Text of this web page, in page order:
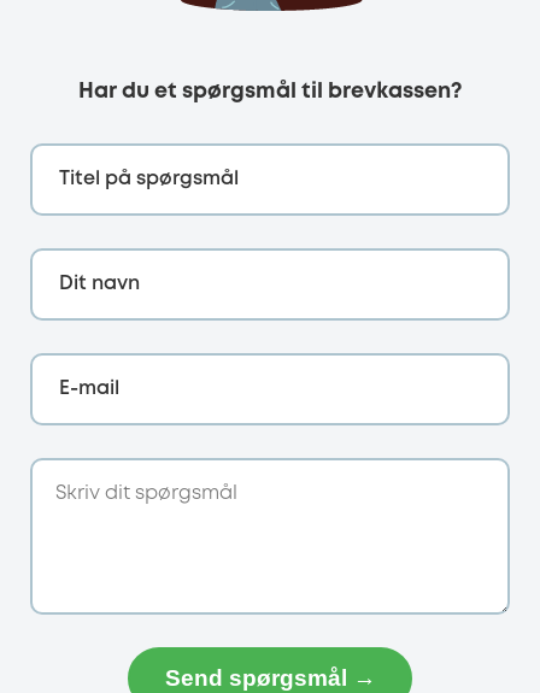
Har du et spørgsmål til brevkassen?
Titel på spørgsmål
Dit navn
E-mail
Send spørgsmål →